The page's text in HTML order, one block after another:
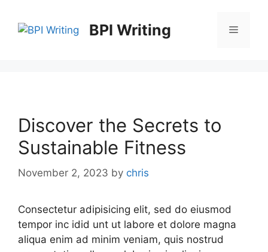
BPI Writing
Discover the Secrets to
Sustainable Fitness
November 2, 2023 by chris
Consectetur adipisicing elit, sed do eiusmod
tempor inc idid unt ut labore et dolore magna
aliqua enim ad minim veniam, quis nostrud